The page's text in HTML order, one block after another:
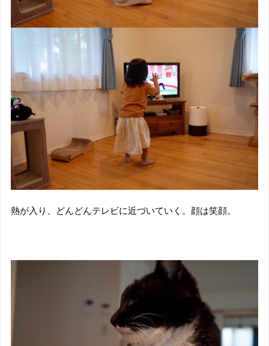
熱が入り、どんどんテレビに近づいていく。顔は笑顔。